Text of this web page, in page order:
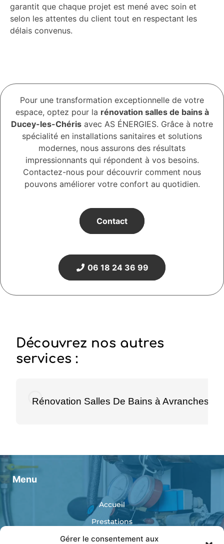
Gérer le consentement aux
garantit que chaque projet est mené avec soin et
selon les attentes du client tout en respectant les
délais convenus.
Pour une transformation exceptionnelle de votre
espace, optez pour la rénovation salles de bains à
Ducey-les-Chéris avec AS ÉNERGIES. Grâce à notre
spécialité en installations sanitaires et solutions
modernes, nous assurons des résultats
impressionnants qui répondent à vos besoins.
Contactez-nous pour découvrir comment nous
pouvons améliorer votre confort au quotidien.
Contact
06 18 24 36 99
Découvrez nos autres
services :
Rénovation Salles De Bains à Avranches
Menu
Accueil
Prestations
Réalisations